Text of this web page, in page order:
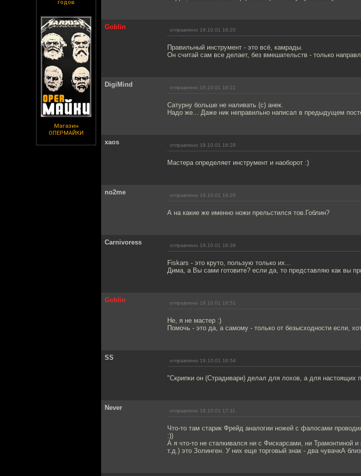
годов
Магазин
ОПЕРМАЙКИ
Goblin отправлено 19.10.01 16:20
Правильный инструмент - это всё, камрады.
Он считай сам все делает, без вмешательств - только
DigiMind отправлено 19.10.01 16:21
Сатурну больше не наливать (с) анек.
Надо же... Даже ник неправильно написал в предыдущем
xaos отправлено 19.10.01 16:29
Мастера определяет инструмент и наоборот :)
no2me отправлено 19.10.01 16:29
А на какие же именно ножи прельстился тов.Гоблин?
Carnivoress отправлено 19.10.01 16:39
Fiskars - это круто, пользую только их...
Дима, а Вы сами готовите? если да, то представляю как вы
Goblin отправлено 19.10.01 16:51
Не, я не мастер :)
Помочь - это да, а самому - только от безысходности если,
SS отправлено 19.10.01 16:54
"Скрипки он (Страдивари) делал для лохов, а для настоящих
Never отправлено 19.10.01 17:11
Что-то там старик Фрейд аналогии ножей с фалосами
:))
А я что-то не сталкивался ни с Фискарсами, ни Трамонтиной
т.д.) это Золинген. У них еще торговый знак - два чувачкА